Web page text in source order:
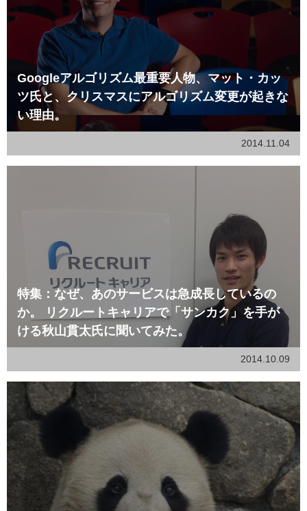
Googleアルゴリズム最重要人物、マット・カッ
ツ氏と、クリスマスにアルゴリズム変更が起きな
い理由。
2014.11.04
特集：なぜ、あのサービスは急成長しているの
か。 リクルートキャリアで「サンカク」を手が
ける秋山貫太氏に聞いてみた。
2014.10.09